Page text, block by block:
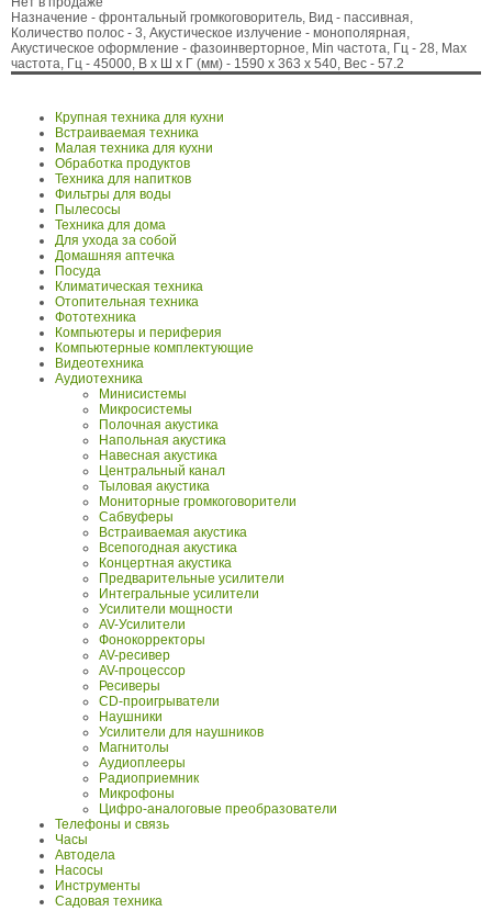
Назначение - фронтальный громкоговоритель, Вид - пассивная,
Количество полос - 3, Акустическое излучение - монополярная,
Акустическое оформление - фазоинверторное, Min частота, Гц - 28, Max
частота, Гц - 45000, В x Ш x Г (мм) - 1590 x 363 x 540, Вес - 57.2
Крупная техника для кухни
Встраиваемая техника
Малая техника для кухни
Обработка продуктов
Техника для напитков
Фильтры для воды
Пылесосы
Техника для дома
Для ухода за собой
Домашняя аптечка
Посуда
Климатическая техника
Отопительная техника
Фототехника
Компьютеры и периферия
Компьютерные комплектующие
Видеотехника
Аудиотехника
Минисистемы
Микросистемы
Полочная акустика
Напольная акустика
Навесная акустика
Центральный канал
Тыловая акустика
Мониторные громкоговорители
Сабвуферы
Встраиваемая акустика
Всепогодная акустика
Концертная акустика
Предварительные усилители
Интегральные усилители
Усилители мощности
AV-Усилители
Фонокорректоры
AV-ресивер
AV-процессор
Ресиверы
CD-проигрыватели
Наушники
Усилители для наушников
Магнитолы
Аудиоплееры
Радиоприемник
Микрофоны
Цифро-аналоговые преобразователи
Телефоны и связь
Часы
Автодела
Насосы
Инструменты
Садовая техника